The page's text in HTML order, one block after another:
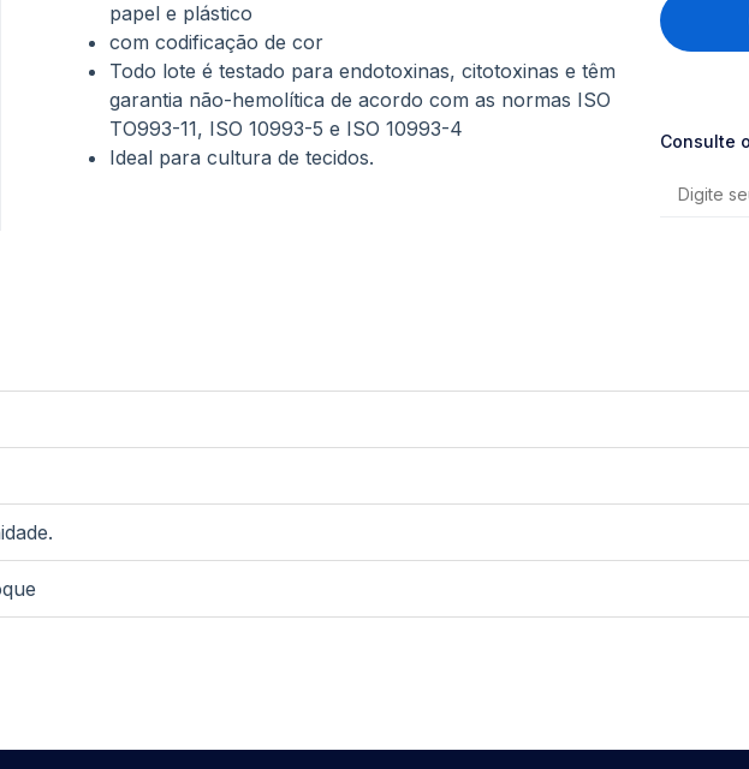
papel e plástico
com codificação de cor
Todo lote é testado para endotoxinas, citotoxinas e têm
garantia não-hemolítica de acordo com as normas ISO
TO993-11, ISO 10993-5 e ISO 10993-4
Ideal para cultura de tecidos.
Consulte